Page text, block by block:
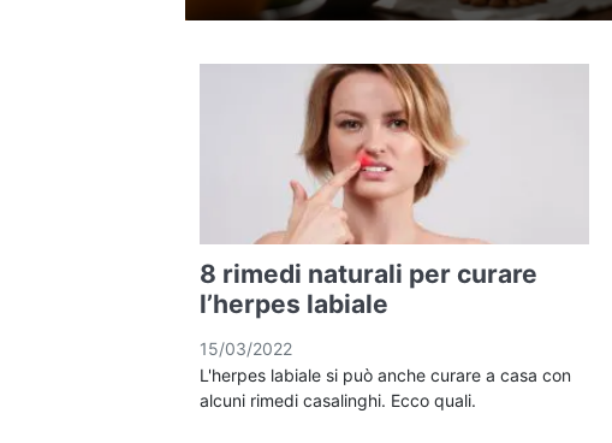
8 rimedi naturali per curare
l’herpes labiale
15/03/2022
L'herpes labiale si può anche curare a casa con
alcuni rimedi casalinghi. Ecco quali.